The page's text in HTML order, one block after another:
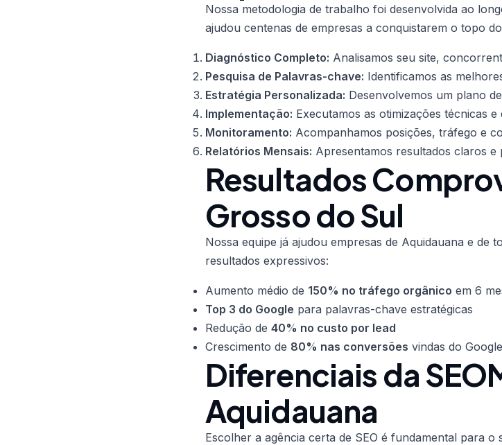
Nossa metodologia de trabalho foi desenvolvida ao
ajudou centenas de empresas a conquistarem o topo
Diagnóstico Completo: Analisamos seu site,
Pesquisa de Palavras-chave: Identificamos as
Estratégia Personalizada: Desenvolvemos um plano
Implementação: Executamos as otimizações técnicas e
Monitoramento: Acompanhamos posições, tráfego e
Relatórios Mensais: Apresentamos resultados claros e
Resultados
Grosso do Sul
Nossa equipe já ajudou empresas de Aquidauana e de
resultados expressivos:
Aumento médio de 150% no tráfego orgânico em 6
Top 3 do Google para palavras-chave estratégicas
Redução de 40% no custo por lead
Crescimento de 80% nas conversões vindas do Google
Diferenciais da
Aquidauana
Escolher a agência certa de SEO é fundamental para